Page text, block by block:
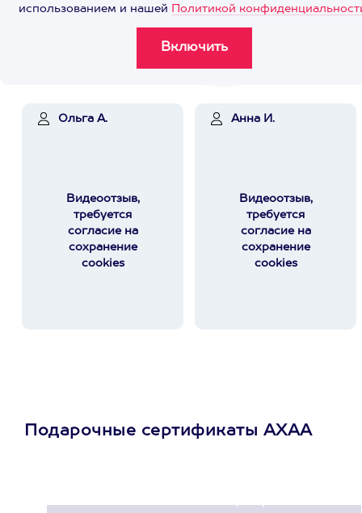
использованием и нашей Политикой
Ольга А.
Видеоотзыв,
требуется
согласие на
сохранение
cookies
Анна И.
Видеоотзыв,
требуется
согласие на
сохранение
cookies
Подарочные сертификаты АХАА